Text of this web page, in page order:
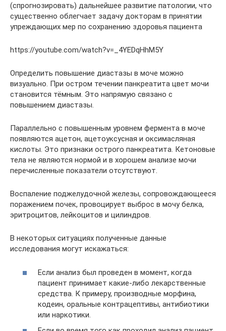
(спрогнозировать) дальнейшее развитие патологии, что
существенно облегчает задачу докторам в принятии
упреждающих мер по сохранению здоровья пациента
https://youtube.com/watch?v=_4YEDqHhM5Y
Определить повышение диастазы в моче можно
визуально. При остром течении панкреатита цвет мочи
становится тёмным. Это напрямую связано с
повышением диастазы.
Параллельно с повышенным уровнем фермента в моче
появляются ацетон, ацетоуксусная и оксимасляная
кислоты. Это признаки острого панкреатита. Кетоновые
тела не являются нормой и в хорошем анализе мочи
перечисленные показатели отсутствуют.
Воспаление поджелудочной железы, сопровождающееся
поражением почек, провоцирует выброс в мочу белка,
эритроцитов, лейкоцитов и цилиндров.
В некоторых ситуациях полученные данные
исследования могут искажаться:
Если анализ был проведен в момент, когда
пациент принимает какие-либо лекарственные
средства. К примеру, производные морфина,
кодеин, оральные контрацептивы, антибиотики
или наркотики.